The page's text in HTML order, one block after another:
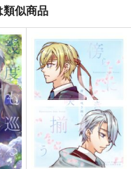
似商品